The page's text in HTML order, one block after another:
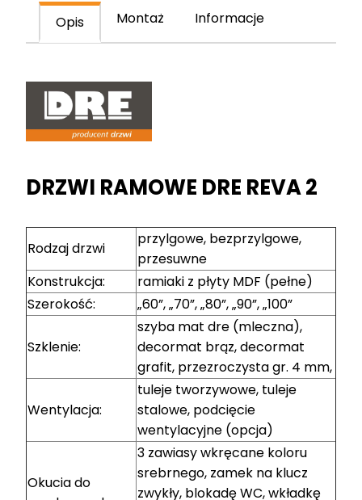
Opis Montaż Informacje
DRZWI RAMOWE DRE REVA 2
Rodzaj drzwi
przylgowe, bezprzylgowe,
przesuwne
Konstrukcja:
ramiaki z płyty MDF (pełne)
Szerokość:
„60”, „70”, „80”, „90”, „100”
Szklenie:
szyba mat dre (mleczna),
decormat brąz, decormat
grafit, przezroczysta gr. 4 mm,
Wentylacja:
tuleje tworzywowe, tuleje
stalowe, podcięcie
wentylacyjne (opcja)
Okucia do
3 zawiasy wkręcane koloru
srebrnego, zamek na klucz
zwykły, blokadę WC, wkładkę